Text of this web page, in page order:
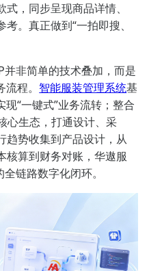
，同步呈现商品详情、
。真正做到“一拍即搜、
并非简单的技术叠加，而是
程。 智能服装管理系统基
“一键式”业务流转；整合
心生态，打通设计、采
趋势收集到产品设计，从
核算到财务对账，华遨服
链路数字化闭环。